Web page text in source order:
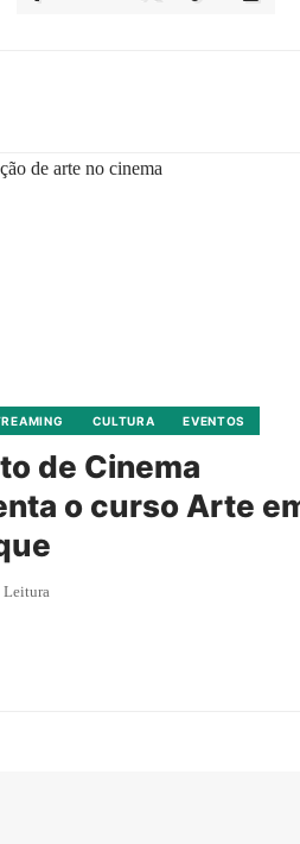
CULTURA EVENTOS
de Cinema
o curso Arte